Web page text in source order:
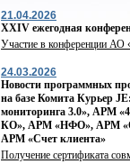
21.04.2026
ХХIV ежегодная
Участие в конференции АО
24.03.2026
Новости программных
на базе Комита Курьер
мониторинга 3.0», АРМ
КО», АРМ «НФО», АРМ
АРМ «Счет клиента»
Получение сертификата